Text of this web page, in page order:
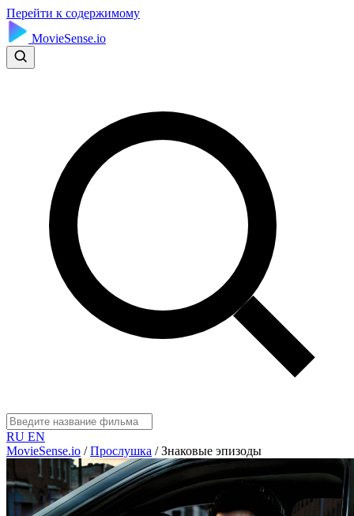
Перейти к содержимому
MovieSense.io
RU EN
MovieSense.io / Прослушка / Знаковые эпизоды